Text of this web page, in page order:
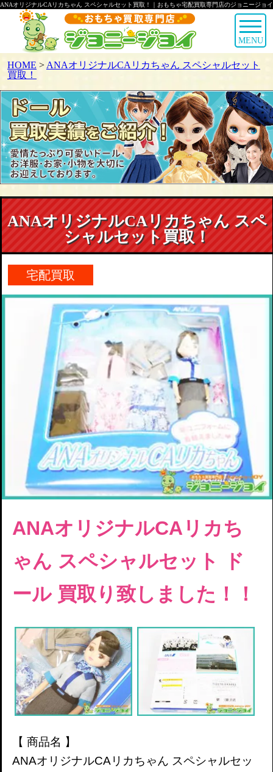
ANAオリジナルCAリカちゃん スペシャルセット買取！｜おもちゃ宅配買取専門店のジョニージョイ
MENU
HOME > ANAオリジナルCAリカちゃん スペシャルセット
買取！
ANAオリジナルCAリカちゃん スペ
シャルセット買取！
宅配買取
ANAオリジナルCAリカち
ゃん スペシャルセット ド
ール 買取り致しました！！
【 商品名 】
ANAオリジナルCAリカちゃん スペシャルセッ